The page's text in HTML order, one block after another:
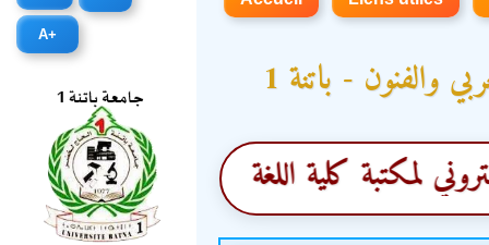
والفنون - باتنة 1
كلية اللغة والأدب العربي والفنون
A+